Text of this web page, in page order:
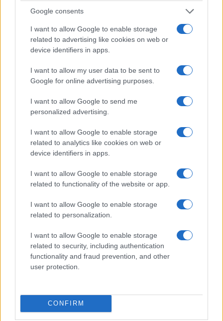
Google consents
I want to allow Google to enable storage
related to advertising like cookies on web or
device identifiers in apps.
I want to allow my user data to be sent to
Google for online advertising purposes.
I want to allow Google to send me
personalized advertising.
I want to allow Google to enable storage
related to analytics like cookies on web or
device identifiers in apps.
I want to allow Google to enable storage
related to functionality of the website or app.
I want to allow Google to enable storage
related to personalization.
I want to allow Google to enable storage
related to security, including authentication
functionality and fraud prevention, and other
user protection.
CONFIRM